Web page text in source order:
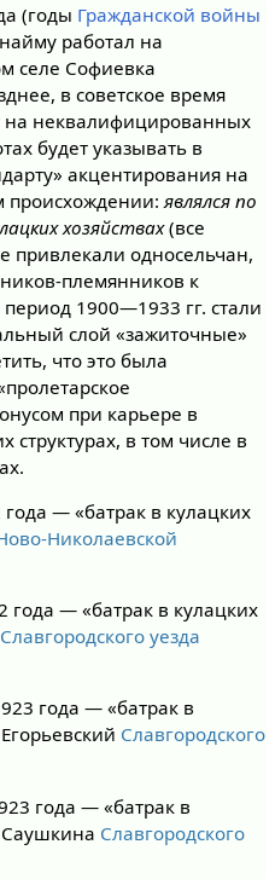
(годы Гражданской войны
работал на
селе Софиевка
в советское время
на неквалифицированных
будет указывать в
акцентирования на
происхождении: являлся по
хозяйствах(все
привлекали односельчан,
племянников к
1900—1933 гг. стали
слой «зажиточные»
что это была
при карьере в
структурах, в том числе в
— «батрак в кулацких
Николаевской
года — «батрак в кулацких
Славгородского уезда
года — «батрак в
Славгородского
года — «батрак в
Саушкина Славгородского